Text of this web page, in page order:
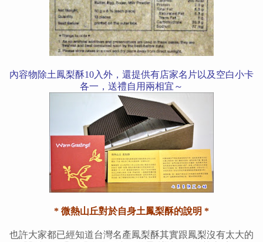
內容物除土鳳梨酥10入外，還提供有店家名片以及空白小卡
各一，送禮自用兩相宜～
* 微熱山丘對於自身土鳳梨酥的說明 *
也許大家都已經知道台灣名產鳳梨酥其實跟鳳梨沒有太大的